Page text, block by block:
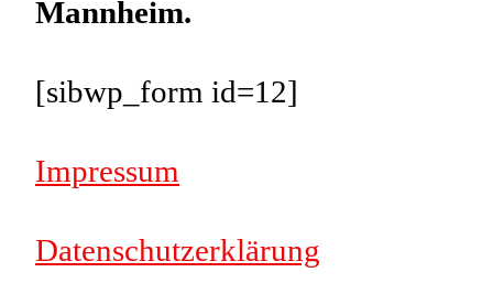
Mannheim.
[sibwp_form id=12]
Impressum
Datenschutzerklärung